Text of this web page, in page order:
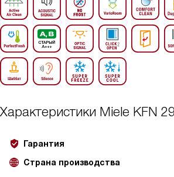
Характеристики Miele KFN
Гарантия
Страна производства